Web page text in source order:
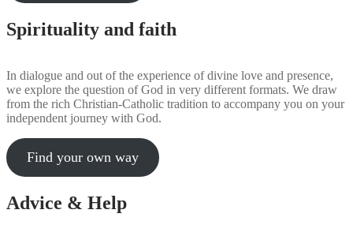
Spirituality and faith
In dialogue and out of the experience of divine love and presence,
we explore the question of God in very different formats. We draw
from the rich Christian-Catholic tradition to accompany you on your
independent journey with God.
Find your own way
Advice & Help